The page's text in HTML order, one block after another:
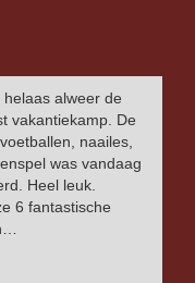
alweer de
vakantiekamp. De
naailes,
was vandaag
Heel leuk.
6 fantastische